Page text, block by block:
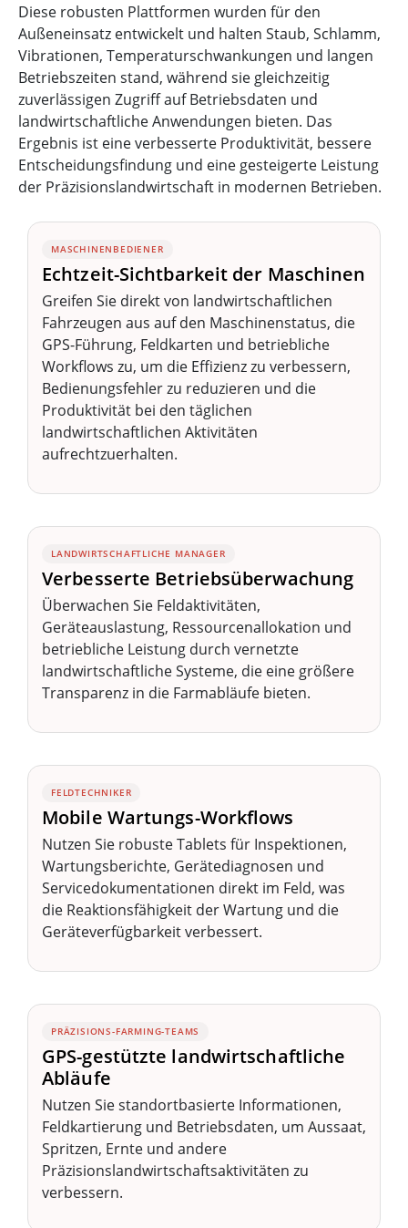
Diese robusten Plattformen wurden für den
Außeneinsatz entwickelt und halten Staub, Schlamm,
Vibrationen, Temperaturschwankungen und langen
Betriebszeiten stand, während sie gleichzeitig
zuverlässigen Zugriff auf Betriebsdaten und
landwirtschaftliche Anwendungen bieten. Das
Ergebnis ist eine verbesserte Produktivität, bessere
Entscheidungsfindung und eine gesteigerte Leistung
der Präzisionslandwirtschaft in modernen Betrieben.
MASCHINENBEDIENER
Echtzeit-Sichtbarkeit der Maschinen
Greifen Sie direkt von landwirtschaftlichen
Fahrzeugen aus auf den Maschinenstatus, die
GPS-Führung, Feldkarten und betriebliche
Workflows zu, um die Effizienz zu verbessern,
Bedienungsfehler zu reduzieren und die
Produktivität bei den täglichen
landwirtschaftlichen Aktivitäten
aufrechtzuerhalten.
LANDWIRTSCHAFTLICHE MANAGER
Verbesserte Betriebsüberwachung
Überwachen Sie Feldaktivitäten,
Geräteauslastung, Ressourcenallokation und
betriebliche Leistung durch vernetzte
landwirtschaftliche Systeme, die eine größere
Transparenz in die Farmabläufe bieten.
FELDTECHNIKER
Mobile Wartungs-Workflows
Nutzen Sie robuste Tablets für Inspektionen,
Wartungsberichte, Gerätediagnosen und
Servicedokumentationen direkt im Feld, was
die Reaktionsfähigkeit der Wartung und die
Geräteverfügbarkeit verbessert.
PRÄZISIONS-FARMING-TEAMS
GPS-gestützte landwirtschaftliche
Abläufe
Nutzen Sie standortbasierte Informationen,
Feldkartierung und Betriebsdaten, um Aussaat,
Spritzen, Ernte und andere
Präzisionslandwirtschaftsaktivitäten zu
verbessern.